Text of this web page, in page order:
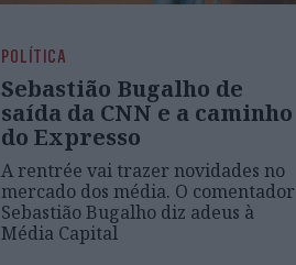
POLÍTICA
Sebastião Bugalho de
saída da CNN e a caminho
do Expresso
A rentrée vai trazer novidades no
mercado dos média. O comentador
Sebastião Bugalho diz adeus à
Média Capital